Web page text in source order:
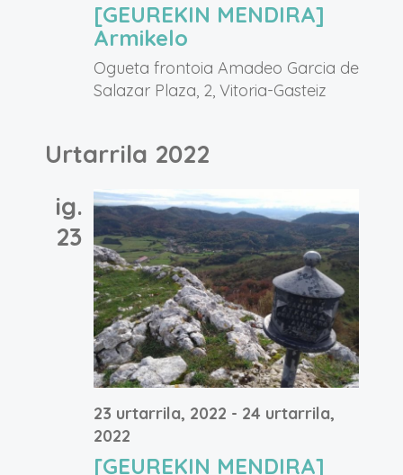
[GEUREKIN MENDIRA]
Armikelo
Ogueta frontoia Amadeo Garcia de
Salazar Plaza, 2, Vitoria-Gasteiz
Urtarrila 2022
ig.
23
23 urtarrila, 2022 - 24 urtarrila,
2022
[GEUREKIN MENDIRA]